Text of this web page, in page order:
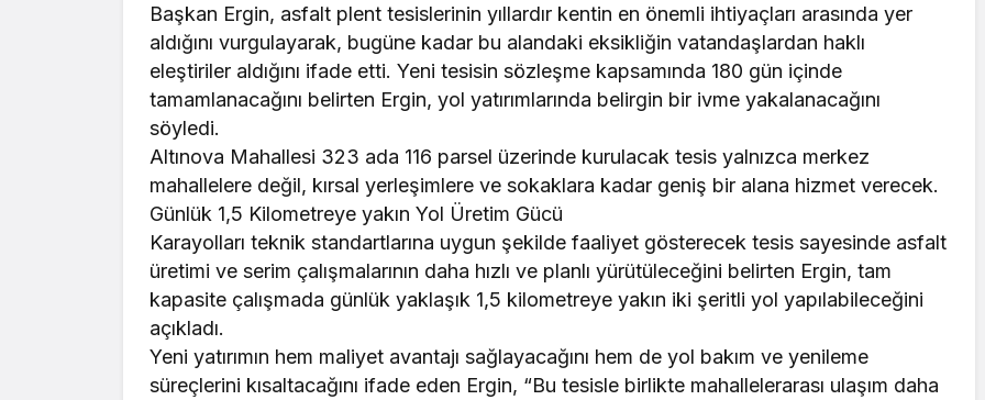
Başkan Ergin, asfalt plent tesislerinin yıllardır kentin en önemli ihtiyaçları arasında yer
aldığını vurgulayarak, bugüne kadar bu alandaki eksikliğin vatandaşlardan haklı
eleştiriler aldığını ifade etti. Yeni tesisin sözleşme kapsamında 180 gün içinde
tamamlanacağını belirten Ergin, yol yatırımlarında belirgin bir ivme yakalanacağını
söyledi.
Altınova Mahallesi 323 ada 116 parsel üzerinde kurulacak tesis yalnızca merkez
mahallelere değil, kırsal yerleşimlere ve sokaklara kadar geniş bir alana hizmet verecek.
Günlük 1,5 Kilometreye yakın Yol Üretim Gücü
Karayolları teknik standartlarına uygun şekilde faaliyet gösterecek tesis sayesinde asfalt
üretimi ve serim çalışmalarının daha hızlı ve planlı yürütüleceğini belirten Ergin, tam
kapasite çalışmada günlük yaklaşık 1,5 kilometreye yakın iki şeritli yol yapılabileceğini
açıkladı.
Yeni yatırımın hem maliyet avantajı sağlayacağını hem de yol bakım ve yenileme
süreçlerini kısaltacağını ifade eden Ergin, “Bu tesisle birlikte mahallelerarası ulaşım daha